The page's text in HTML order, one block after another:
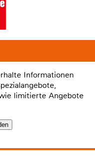
Informationen
limitierte Angebote